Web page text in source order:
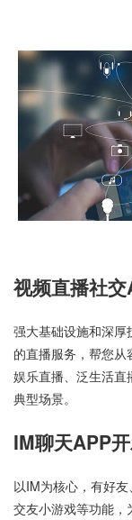
视频直播社
强大基础设施和深
的直播服务，帮您从
娱乐直播、泛生活
典型场景。
IM聊天APP
以IM为核心，有好友
交友小游戏等功能，